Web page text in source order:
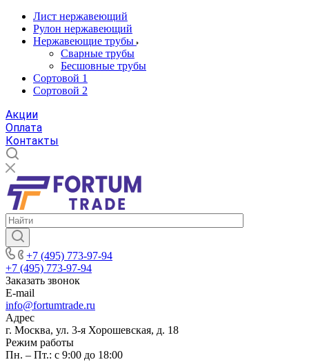
Лист нержавеющий
Рулон нержавеющий
Нержавеющие трубы
Сварные трубы
Бесшовные трубы
Сортовой 1
Сортовой 2
Акции
Оплата
Контакты
+7 (495) 773-97-94
+7 (495) 773-97-94
Заказать звонок
E-mail
info@fortumtrade.ru
Адрес
г. Москва, ул. 3-я Хорошевская, д. 18
Режим работы
Пн. – Пт.: с 9:00 до 18:00